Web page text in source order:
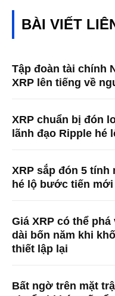
BÀI VIẾT
Tập đoàn tài chính
XRP lên tiếng về
XRP chuẩn bị đón
lãnh đạo Ripple hé
XRP sắp đón 5
hé lộ bước tiến
Giá XRP có thể
dài bốn năm khi
thiết lập lại
Bất ngờ trên mặt